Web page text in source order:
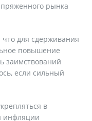
рынка
что для сдерживания
повышение
заимствований
если сильный
в
инфляции